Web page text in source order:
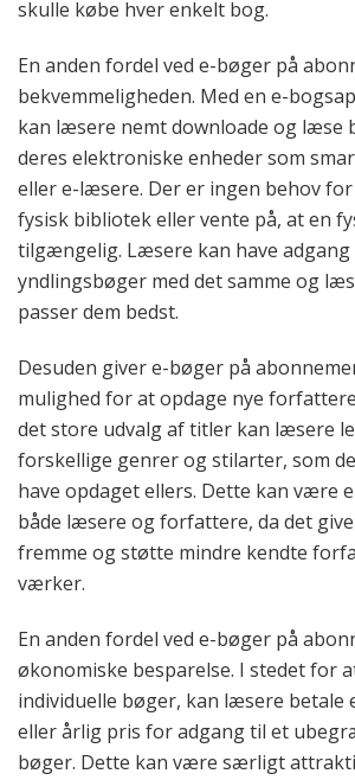
skulle købe hver enkelt bog.
En anden fordel ved e-bøger på
bekvemmeligheden. Med en e-
kan læsere nemt downloade og læse
deres elektroniske enheder som
eller e-læsere. Der er ingen behov
fysisk bibliotek eller vente på, at en
tilgængelig. Læsere kan have adgang
yndlingsbøger med det samme og
passer dem bedst.
Desuden giver e-bøger på
mulighed for at opdage nye
det store udvalg af titler kan læsere
forskellige genrer og stilarter, som
have opdaget ellers. Dette kan være
både læsere og forfattere, da det
fremme og støtte mindre kendte
værker.
En anden fordel ved e-bøger på
økonomiske besparelse. I stedet for
individuelle bøger, kan læsere betale
eller årlig pris for adgang til et
bøger. Dette kan være særligt